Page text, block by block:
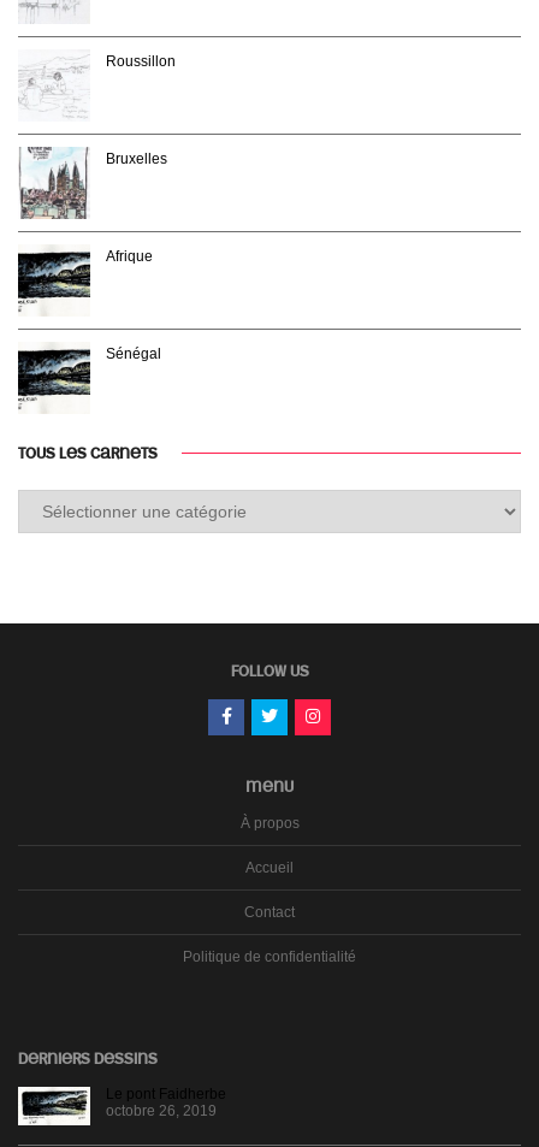
Roussillon
Bruxelles
Afrique
Sénégal
TOUS LES CARNETS
FOLLOW US
MENU
À propos
Accueil
Contact
Politique de confidentialité
DERNIERS DESSINS
Le pont Faidherbe
octobre 26, 2019